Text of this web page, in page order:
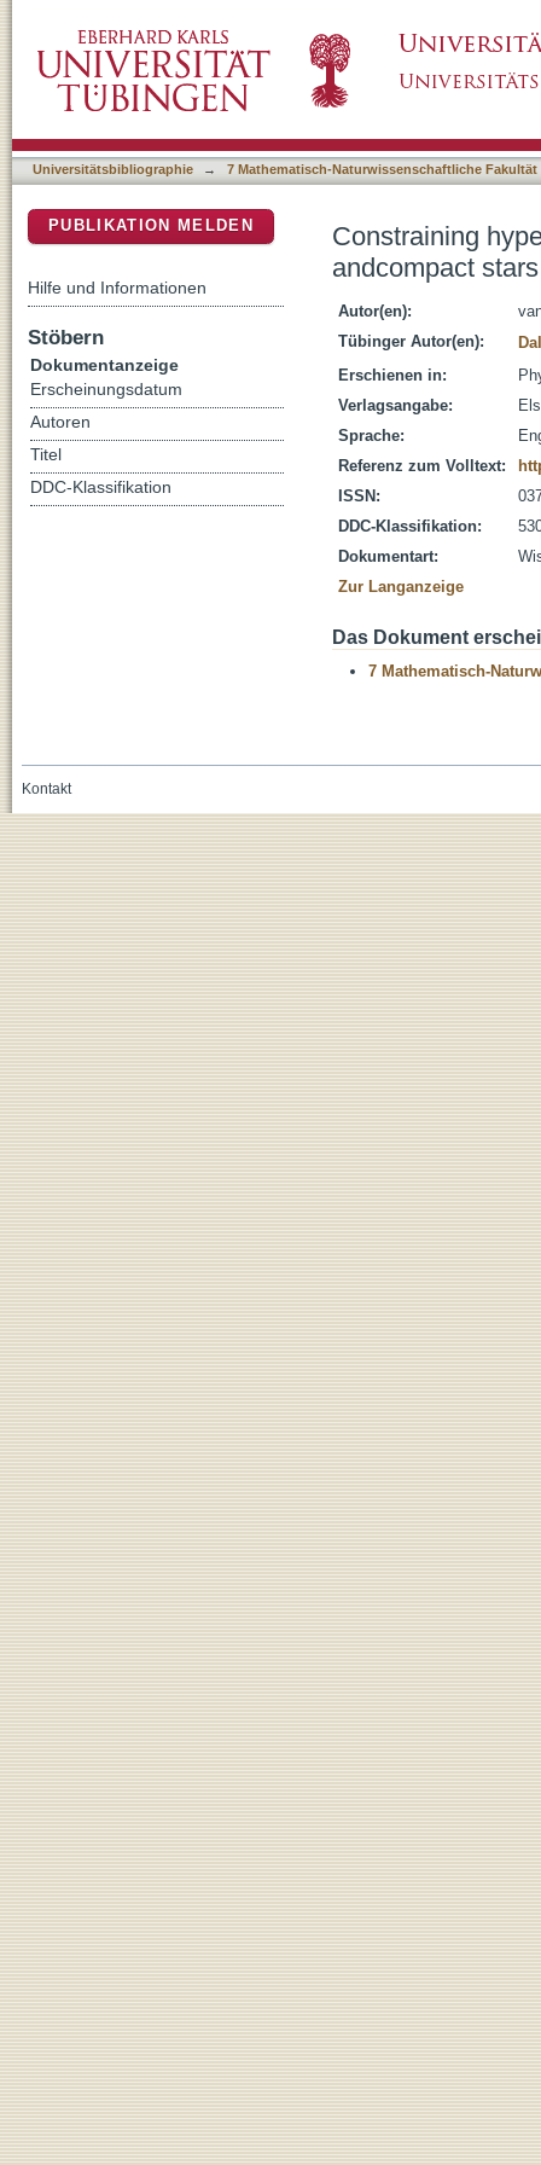
Universitätsbibliographie → 7 Mathematisch-Naturwissenschaftliche Fakultät
Constraining
andcompact stars
Autor(en):
Tübinger Autor(en):
Erschienen in:
Verlagsangabe:
Sprache:
Referenz zum Volltext:
ISSN:
DDC-Klassifikation:
Dokumentart:
Zur Langanzeige
Das Dokument
7 Mathematisch-
PUBLIKATION MELDEN
Hilfe und Informationen
Stöbern
Dokumentanzeige
Erscheinungsdatum
Autoren
Titel
DDC-Klassifikation
Kontakt